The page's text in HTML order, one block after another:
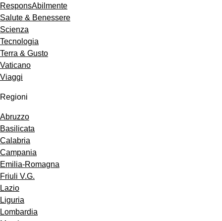
ResponsAbilmente
Salute & Benessere
Scienza
Tecnologia
Terra & Gusto
Vaticano
Viaggi
Regioni
Abruzzo
Basilicata
Calabria
Campania
Emilia-Romagna
Friuli V.G.
Lazio
Liguria
Lombardia